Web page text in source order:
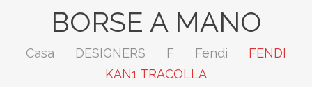
BORSE A MANO
Casa DESIGNERS F Fendi
FENDI
KAN1 TRACOLLA